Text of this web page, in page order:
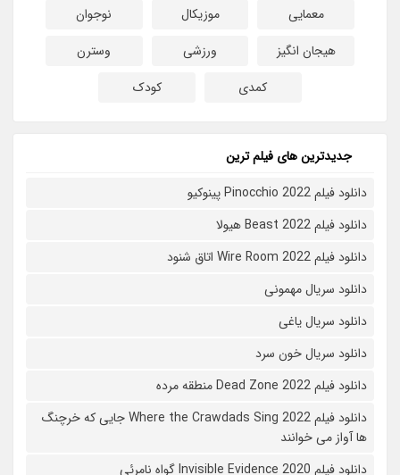
معمایی
موزیکال
نوجوان
هیجان انگیز
ورزشی
وسترن
کمدی
کودک
جدیدترین های فیلم ترین
دانلود فیلم Pinocchio 2022 پینوکیو
دانلود فیلم Beast 2022 هیولا
دانلود فیلم Wire Room 2022 اتاق شنود
دانلود سریال مهمونی
دانلود سریال یاغی
دانلود سریال خون سرد
دانلود فیلم 2022 Dead Zone منطقه مرده
دانلود فیلم Where the Crawdads Sing 2022 جایی که خرچنگ
ها آواز می خوانند
دانلود فیلم 2020 Invisible Evidence گواه نامرئی